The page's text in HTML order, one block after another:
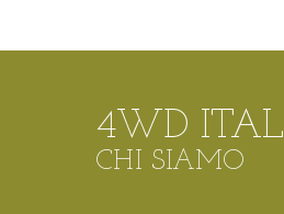
4WD
CHI SIAMO